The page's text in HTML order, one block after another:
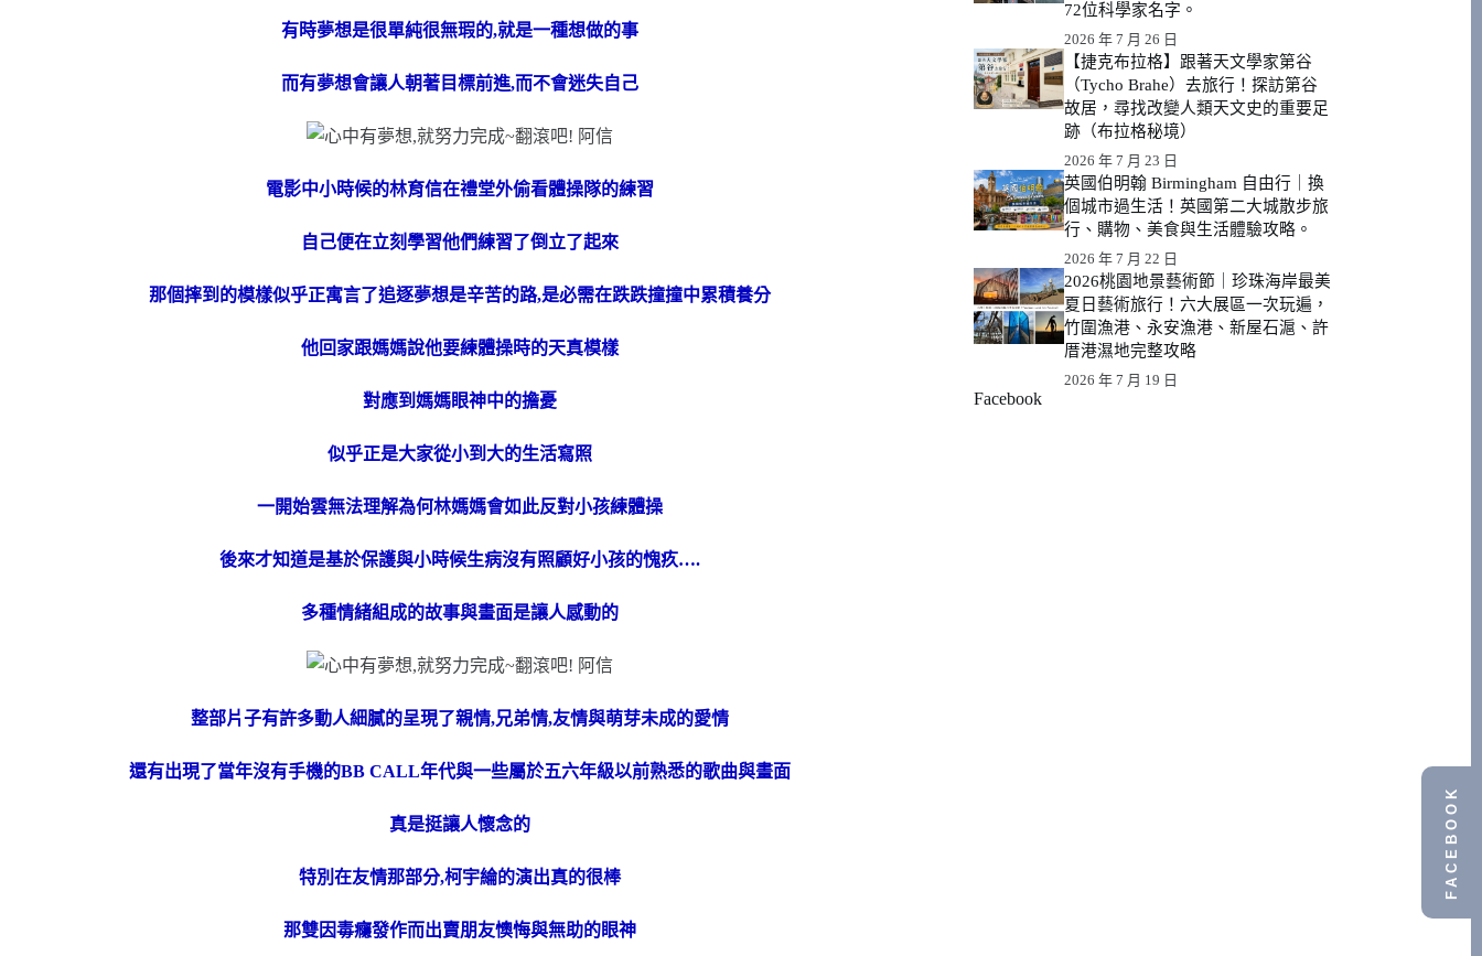
有時夢想是很單純很無瑕的,就是一種想做的事
而有夢想會讓人朝著目標前進,而不會迷失自己
電影中小時候的林育信在禮堂外偷看體操隊的練習
自己便在立刻學習他們練習了倒立了起來
那個摔到的模樣似乎正寓言了追逐夢想是辛苦的路,是必需在跌跌撞撞中累積養分
他回家跟媽媽說他要練體操時的天真模樣
對應到媽媽眼神中的擔憂
似乎正是大家從小到大的生活寫照
一開始雲無法理解為何林媽媽會如此反對小孩練體操
後來才知道是基於保護與小時候生病沒有照顧好小孩的愧疚….
多種情緒組成的故事與畫面是讓人感動的
整部片子有許多動人細膩的呈現了親情,兄弟情,友情與萌芽未成的愛情
還有出現了當年沒有手機的BB CALL年代與一些屬於五六年級以前熟悉的歌曲與畫面
真是挺讓人懷念的
特別在友情那部分,柯宇綸的演出真的很棒
那雙因毒癮發作而出賣朋友懊悔與無助的眼神
72位科學家名字。
2026 年 7 月 26 日
【捷克布拉格】跟著天文學家第谷
（Tycho Brahe）去旅行！探訪第谷
故居，尋找改變人類天文史的重要足
跡（布拉格秘境）
2026 年 7 月 23 日
英國伯明翰 Birmingham 自由行｜換
個城市過生活！英國第二大城散步旅
行、購物、美食與生活體驗攻略。
2026 年 7 月 22 日
2026桃園地景藝術節｜珍珠海岸最美
夏日藝術旅行！六大展區一次玩遍，
竹圍漁港、永安漁港、新屋石滬、許
厝港濕地完整攻略
2026 年 7 月 19 日
Facebook
FACEBOOK